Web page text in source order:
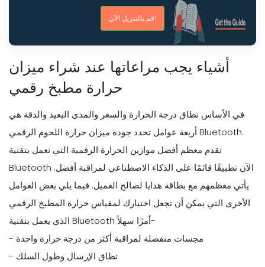
قم بالتنزيل الآن!
أشياء يجب مراعاتها عند شراء ميزان
حرارة مطبخ رقمي
في الأساس نطاق درجة الحرارة والسعر والمدى البعيد والدقة هي
أربعة عوامل تحدد جودة ميزان حرارة اللحوم الرقمي Bluetooth.
تقدم معظم أفضل موازين الحرارة الرقمية التي تعمل بتقنية
Bluetooth الآن تطبيقًا قائمًا على الذكاء الاصطناعي لمراقبة أفضل.
يأتي معظمهم مع بطاقة هدايا لصالح العميل. فيما يلي بعض العوامل
الأخرى التي يمكن أن تجعل اختيارك لمقياس حرارة المطبخ الرقمي
الذي يعمل بتقنية Bluetooth أمرًا سهلاً-
- مجسات منفصلة لمراقبة أكثر من درجة حرارة واحدة
- نطاق الإرسال وطول السلك